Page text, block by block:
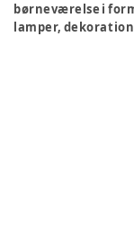
børneværelse i
lamper,